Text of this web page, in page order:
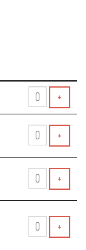
Aantal
+
+
+
+